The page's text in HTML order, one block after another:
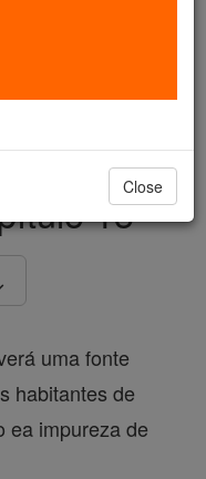
now in their 70's,
protect this mission.
If everyone gave
rebuild stronger
>
13
uma fonte
habitantes de
ea impureza de
Close